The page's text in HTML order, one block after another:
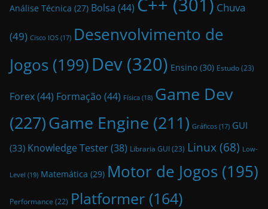
Análise Técnica (27) Bolsa (44) Chuva
(49) Cisco IOS (17) Desenvolvimento de
Jogos (199)Dev(320) Ensino (30) Estudo(23)
Forex(44) Formação (44) Física (18) Game Dev
(227)Game Engine (211) Gráficos (17) GUI
(33) Knowledge Tester(38) Libraria GUI(23) Linux(68) Low-
Level (19) Matemática (29) Motor de Jogos (195)
Performance (22) Platformer (164)